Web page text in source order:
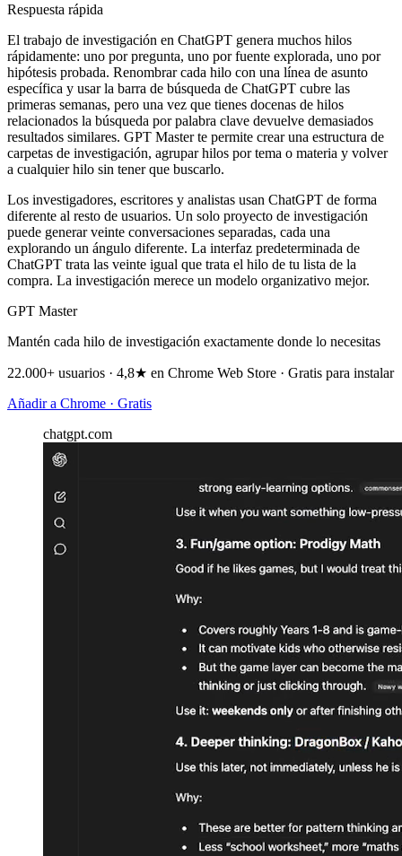
Respuesta rápida
El trabajo de investigación en ChatGPT genera muchos hilos
rápidamente: uno por pregunta, uno por fuente explorada, uno por
hipótesis probada. Renombrar cada hilo con una línea de asunto
específica y usar la barra de búsqueda de ChatGPT cubre las
primeras semanas, pero una vez que tienes docenas de hilos
relacionados la búsqueda por palabra clave devuelve demasiados
resultados similares. GPT Master te permite crear una estructura de
carpetas de investigación, agrupar hilos por tema o materia y volver
a cualquier hilo sin tener que buscarlo.
Los investigadores, escritores y analistas usan ChatGPT de forma
diferente al resto de usuarios. Un solo proyecto de investigación
puede generar veinte conversaciones separadas, cada una
explorando un ángulo diferente. La interfaz predeterminada de
ChatGPT trata las veinte igual que trata el hilo de tu lista de la
compra. La investigación merece un modelo organizativo mejor.
GPT Master
Mantén cada hilo de investigación exactamente donde lo necesitas
22.000+ usuarios · 4,8★ en Chrome Web Store · Gratis para instalar
Añadir a Chrome · Gratis
chatgpt.com